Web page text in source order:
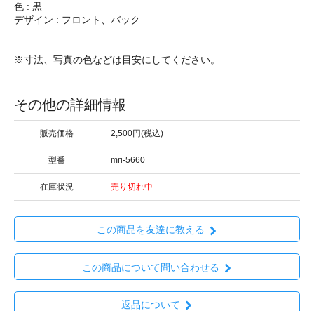
色 : 黒
デザイン : フロント、バック
※寸法、写真の色などは目安にしてください。
その他の詳細情報
販売価格 2,500円(税込)
型番 mri-5660
在庫状況 売り切れ中
この商品を友達に教える
この商品について問い合わせる
返品について